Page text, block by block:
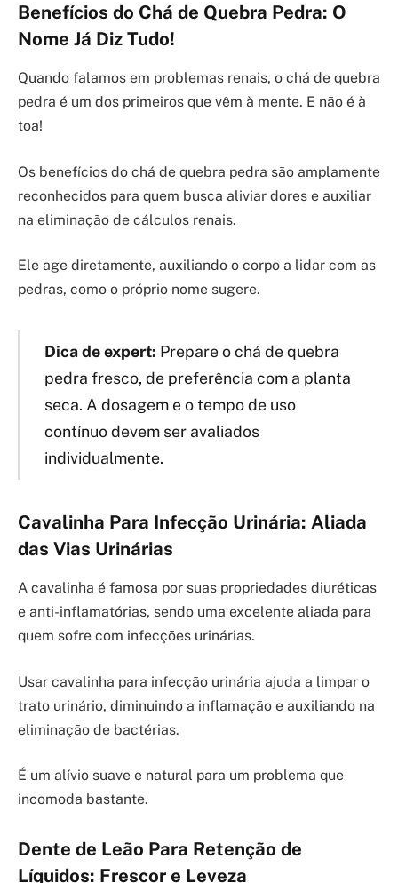
Benefícios do Chá de Quebra Pedra: O
Nome Já Diz Tudo!
Quando falamos em problemas renais, o chá de quebra
pedra é um dos primeiros que vêm à mente. E não é à
toa!
Os benefícios do chá de quebra pedra são amplamente
reconhecidos para quem busca aliviar dores e auxiliar
na eliminação de cálculos renais.
Ele age diretamente, auxiliando o corpo a lidar com as
pedras, como o próprio nome sugere.
Dica de expert: Prepare o chá de quebra
pedra fresco, de preferência com a planta
seca. A dosagem e o tempo de uso
contínuo devem ser avaliados
individualmente.
Cavalinha Para Infecção Urinária: Aliada
das Vias Urinárias
A cavalinha é famosa por suas propriedades diuréticas
e anti-inflamatórias, sendo uma excelente aliada para
quem sofre com infecções urinárias.
Usar cavalinha para infecção urinária ajuda a limpar o
trato urinário, diminuindo a inflamação e auxiliando na
eliminação de bactérias.
É um alívio suave e natural para um problema que
incomoda bastante.
Dente de Leão Para Retenção de
Líquidos: Frescor e Leveza